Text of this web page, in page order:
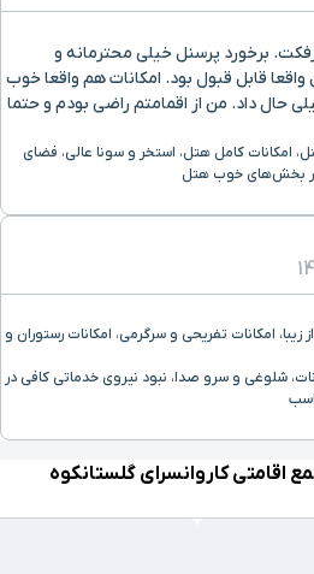
برخورد پرسنل خیلی محترمانه و
قابل قبول بود. امکانات هم واقعا خوب
حال داد. من از اقمامتم راضی بودم و حتما
امکانات کامل هتل، استخر و سونا عالی، فضای
در بخش‌های خوب هتل
امکانات تفریحی و سرگرمی، امکانات رستوران و
شلوغی و سرو صدا، نبود نیروی خدماتی کافی در
اقامتی کاروانسرای گلستانکوه